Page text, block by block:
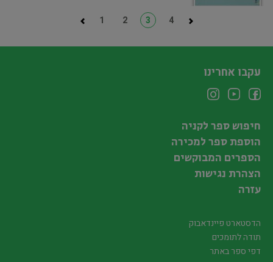
1 2 3 4
עקבו אחרינו
חיפוש ספר לקניה
הוספת ספר למכירה
הספרים המבוקשים
הצהרת נגישות
עזרה
הדסטארט פיינדאבוק
תודה לתומכים
דפי ספר באתר